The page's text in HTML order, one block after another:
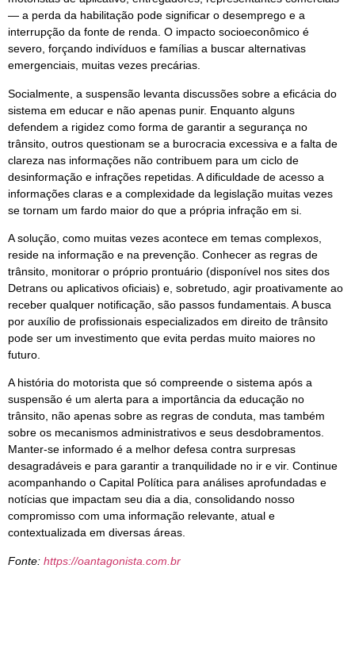
— a perda da habilitação pode significar o desemprego e a
interrupção da fonte de renda. O impacto socioeconômico é
severo, forçando indivíduos e famílias a buscar alternativas
emergenciais, muitas vezes precárias.
Socialmente, a suspensão levanta discussões sobre a eficácia do
sistema em educar e não apenas punir. Enquanto alguns
defendem a rigidez como forma de garantir a segurança no
trânsito, outros questionam se a burocracia excessiva e a falta de
clareza nas informações não contribuem para um ciclo de
desinformação e infrações repetidas. A dificuldade de acesso a
informações claras e a complexidade da legislação muitas vezes
se tornam um fardo maior do que a própria infração em si.
A solução, como muitas vezes acontece em temas complexos,
reside na informação e na prevenção. Conhecer as regras de
trânsito, monitorar o próprio prontuário (disponível nos sites dos
Detrans ou aplicativos oficiais) e, sobretudo, agir proativamente ao
receber qualquer notificação, são passos fundamentais. A busca
por auxílio de profissionais especializados em direito de trânsito
pode ser um investimento que evita perdas muito maiores no
futuro.
A história do motorista que só compreende o sistema após a
suspensão é um alerta para a importância da educação no
trânsito, não apenas sobre as regras de conduta, mas também
sobre os mecanismos administrativos e seus desdobramentos.
Manter-se informado é a melhor defesa contra surpresas
desagradáveis e para garantir a tranquilidade no ir e vir. Continue
acompanhando o Capital Política para análises aprofundadas e
notícias que impactam seu dia a dia, consolidando nosso
compromisso com uma informação relevante, atual e
contextualizada em diversas áreas.
Fonte: https://oantagonista.com.br